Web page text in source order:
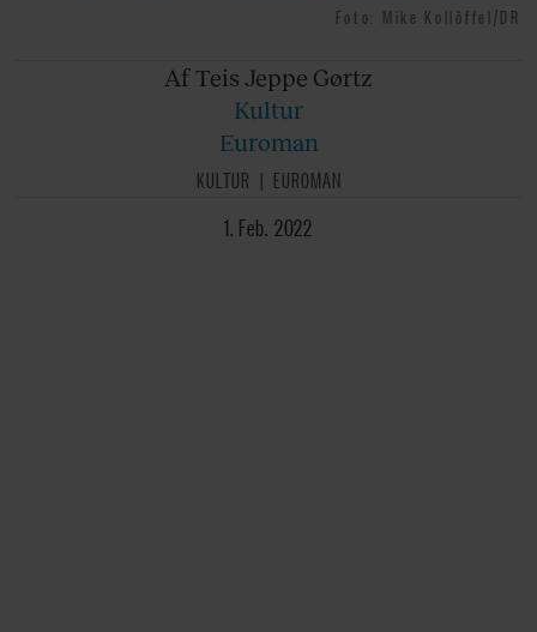
Foto: Mike Kollöffel/DR
Af Teis Jeppe Gørtz
Kultur
Euroman
KULTUR
EUROMAN
1. Feb. 2022